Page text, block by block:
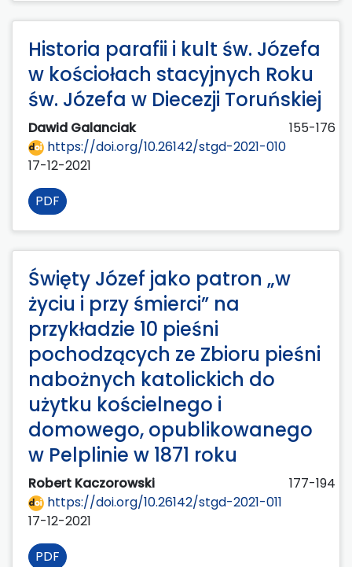
Historia parafii i kult św. Józefa
w kościołach stacyjnych Roku
św. Józefa w Diecezji Toruńskiej
Dawid Galanciak
155-176
https://doi.org/10.26142/stgd-2021-010
17-12-2021
PDF
Święty Józef jako patron „w
życiu i przy śmierci” na
przykładzie 10 pieśni
pochodzących ze Zbioru pieśni
nabożnych katolickich do
użytku kościelnego i
domowego, opublikowanego
w Pelplinie w 1871 roku
Robert Kaczorowski
177-194
https://doi.org/10.26142/stgd-2021-011
17-12-2021
PDF